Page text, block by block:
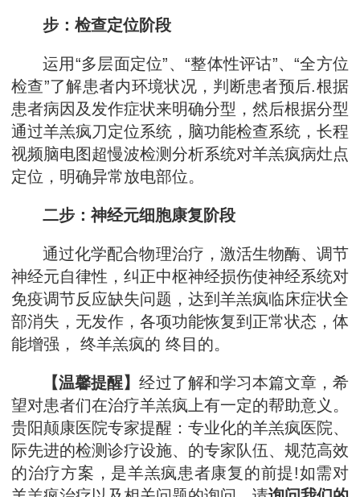
步：检查定位阶段
运用“多层面定位”、“整体性评诂”、“全方位
检查”了解患者内环境状况，判断患者预后.根据
患者病因及发作症状来明确分型，然后根据分型
通过羊羔疯刀定位系统，脑功能检查系统，长程
视频脑电图超慢波检测分析系统对羊羔疯病灶点
定位，明确异常放电部位。
二步：神经元细胞康复阶段
通过化学配合物理治疗，激活生物酶、调节
神经元自律性，纠正中枢神经损伤使神经系统对
免疫调节反应缺失问题，达到羊羔疯临床症状全
部消失，无发作，各项功能恢复到正常状态，体
能增强， 终羊羔疯的 终目的。
【温馨提醒】经过了解和学习本篇文章，希
望对患者们在治疗羊羔疯上有一定的帮助意义。
贵阳颠康医院专家提醒：专业化的羊羔疯医院、
际先进的检测诊疗设施、的专家队伍、规范高效
的治疗方案，是羊羔疯患者康复的前提!如需对